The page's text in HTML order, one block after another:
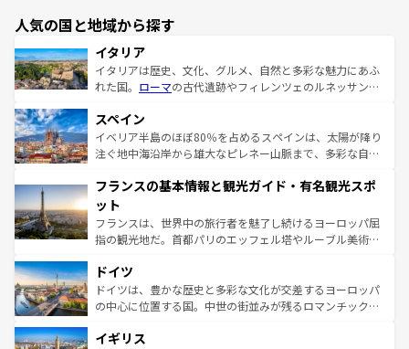
人気の国と地域から探す
イタリア
イタリアは歴史、文化、グルメ、自然と多彩な魅力にあふ
れた国。 ローマの古代遺跡やフィレンツェのルネッサンス
ろん、トスカーナの美しい田園風景やアマルフィ海岸の絶
景など、自然景観も見逃せない。観光の合間には、本場の
ピザやパスタなど、絶品のイタリア料理を堪能することも
ませてくれるイタリアで、忘れられない旅をしてみよう！
なお、新着のイタリア情報は
しい。
スペイン
イベリア半島のほぼ80％を占めるスペインは、太陽が降り
注ぐ地中海沿岸から雄大なピレネー山脈まで、多彩な自然
文化が根付くこの国では、情熱的なフラメンコ、熱気あふ
れる闘牛、そして美味しいタパスが生活の一部となってい
る。首都マドリードの洗練された雰囲気や、バルセロナの
アートに溢れた街角から、地方では古代ローマ遺跡や中世
せる。地方によって風土や気候が異なるスペインはその個
性で訪れる人を魅了する。 なお、新着のスペイン情報は コ
ンテンツ一覧を参照してほしい。
フランスの基本情報と観光ガイド・有名観光スポ
ット
フランスは、世界中の旅行者を魅了し続けるヨーロッパ屈
指の観光地だ。首都パリのエッフェル塔やルーブル美術館
で、幅広い魅力が詰まっている。華麗な宮殿、歴史的な大
聖堂、美しいビーチ、そして豊かな自然が、訪れる者を心
から魅了する。また、フランスは美食の国としても知ら
いる。シャンパンの発祥地であるランス、プロヴァンスの
ドイツ
ドイツは、豊かな歴史と多彩な文化が交差するヨーロッパ
の中心に位置する国。中世の街並みが残るロマンチック街
顔を持つこの国は、どこを歩いても飽きることがない。ベ
イギリス